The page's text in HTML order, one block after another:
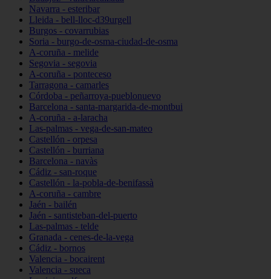
Navarra - esteribar
Lleida - bell-lloc-d39urgell
Burgos - covarrubias
Soria - burgo-de-osma-ciudad-de-osma
A-coruña - melide
Segovia - segovia
A-coruña - ponteceso
Tarragona - camarles
Córdoba - peñarroya-pueblonuevo
Barcelona - santa-margarida-de-montbui
A-coruña - a-laracha
Las-palmas - vega-de-san-mateo
Castellón - orpesa
Castellón - burriana
Barcelona - navàs
Cádiz - san-roque
Castellón - la-pobla-de-benifassà
A-coruña - cambre
Jaén - bailén
Jaén - santisteban-del-puerto
Las-palmas - telde
Granada - cenes-de-la-vega
Cádiz - bornos
Valencia - bocairent
Valencia - sueca